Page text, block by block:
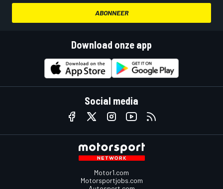
ABONNEER
Download onze app
Social media
Motor1.com
Motorsportjobs.com